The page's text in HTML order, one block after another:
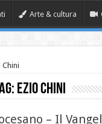
Arte & cultura
Chini
Ezio Chini
– Il